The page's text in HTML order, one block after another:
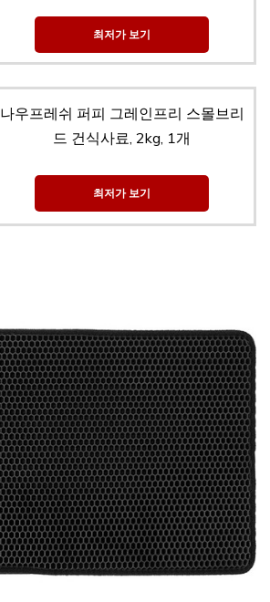
최저가 보기
나우프레쉬 퍼피 그레인프리 스몰브리
드 건식사료, 2kg, 1개
최저가 보기